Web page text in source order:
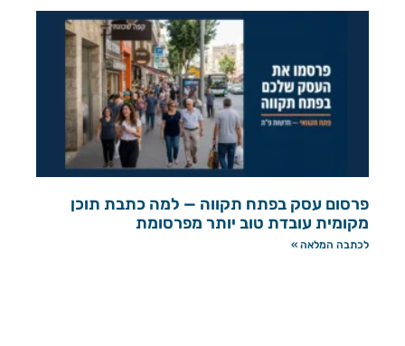
פרסום עסק בפתח תקווה — למה כתבת תוכן
מקומית עובדת טוב יותר מפרסומת
לכתבה המלאה »